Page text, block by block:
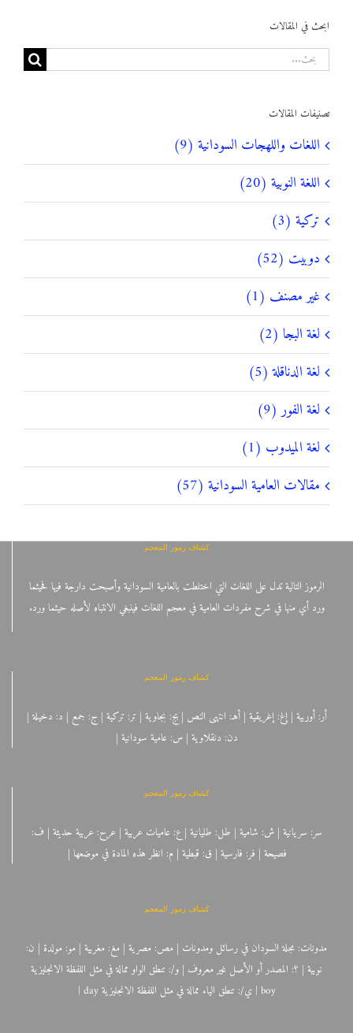
ابحث في المقالات
البحث
عن:
تصنيفات المقالات
اللغات واللهجات السودانية (9)
اللغة النوبية (20)
تركية (3)
دوبيت (52)
غير مصنف (1)
لغة البجا (2)
لغة الدناقلة (5)
لغة الفور (9)
لغة الميدوب (1)
مقالات العامية السودانية (57)
كشاف رموز المعجم
الرموز التالية تدل على اللغات التي اختلطت بالعامية السودانية وأصبحت دارجة فيها فحيثما
ورد أي منها في شرح مفردات العامية في معجم اللغات فينبغي الانتباه لأصله حيثما ورد.
كشاف رموز المعجم
أر: أوربية | إغ: إغريقية | أهـ: انتهى النص | بج: بجاوية | تر: تركية | ج: جمع | د: دخيلة |
دن: دنقلاوية | س: عامية سودانية |
كشاف رموز المعجم
سر: سريانية | ش: شامية | طل: طليانية | ع: عاميات عربية | عرح: عربية حديثة | ف:
فصيحة | فر: فارسية | ق: قبطية | م: انظر هذه المادة في موضعها |
كشاف رموز المعجم
مدونات: مجلة السودان في رسائل ومدونات | مص: مصرية | مغ: مغربية | مو: مولدة | ن:
نوبية | ؟: المصدر أو الأصل غير معروف | و/: تنطق الواو ممالة في مثل اللفظة الانجليزية
boy | ي/: تنطق الياء ممالة في مثل اللفظة الانجليزية day |